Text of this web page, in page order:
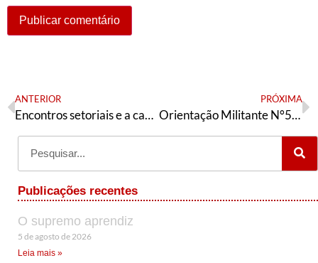
ANTERIOR
Encontros setoriais e a causa LGBT+ no PT: nunca foi apenas uma opção de militância
PRÓXIMA
Orientação Militante N°500 (15 de outubro de 2025)
Publicações recentes
O supremo aprendiz
5 de agosto de 2026
Leia mais »